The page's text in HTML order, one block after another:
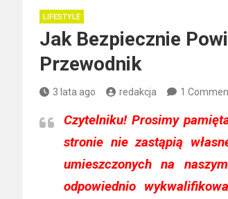
LIFESTYLE
Jak Bezpiecznie
Przewodnik
3 lata ago redakcja 1
Czytelniku!Prosimy
stronie nie zastąpią
umieszczonych na
odpowiednio